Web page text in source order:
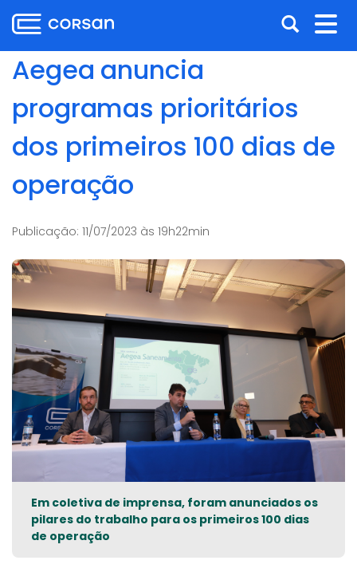
para
o
conteúdo
para
menu
para
para
o
conteúdo
Abrir
a
Aegea anuncia
programas prioritários
dos primeiros 100 dias de
operação
Publicação: 11/07/2023 às 19h22min
Em coletiva de imprensa, foram anunciados os
pilares do trabalho para os primeiros 100 dias
de operação